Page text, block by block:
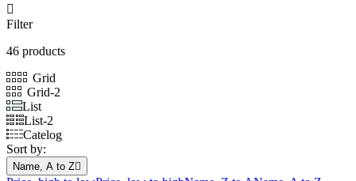

Filter
46 products
Grid
Grid-2
List
List-2
Catelog
Sort by:
Name, A to Z